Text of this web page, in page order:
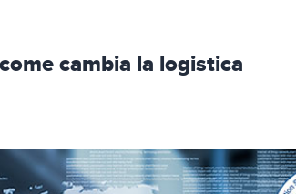
cambia la logistica